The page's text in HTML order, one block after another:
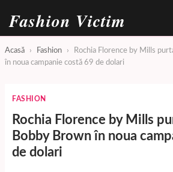
Fashion Victim
Acasă › Fashion ›
Rochia Florence by Mills
în noua campanie costă 69 de dolari
FASHION
Rochia Florence by Mills
Bobby Brown în noua
de dolari